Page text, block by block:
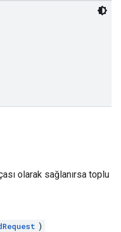
olarak sağlanırsa toplu
)